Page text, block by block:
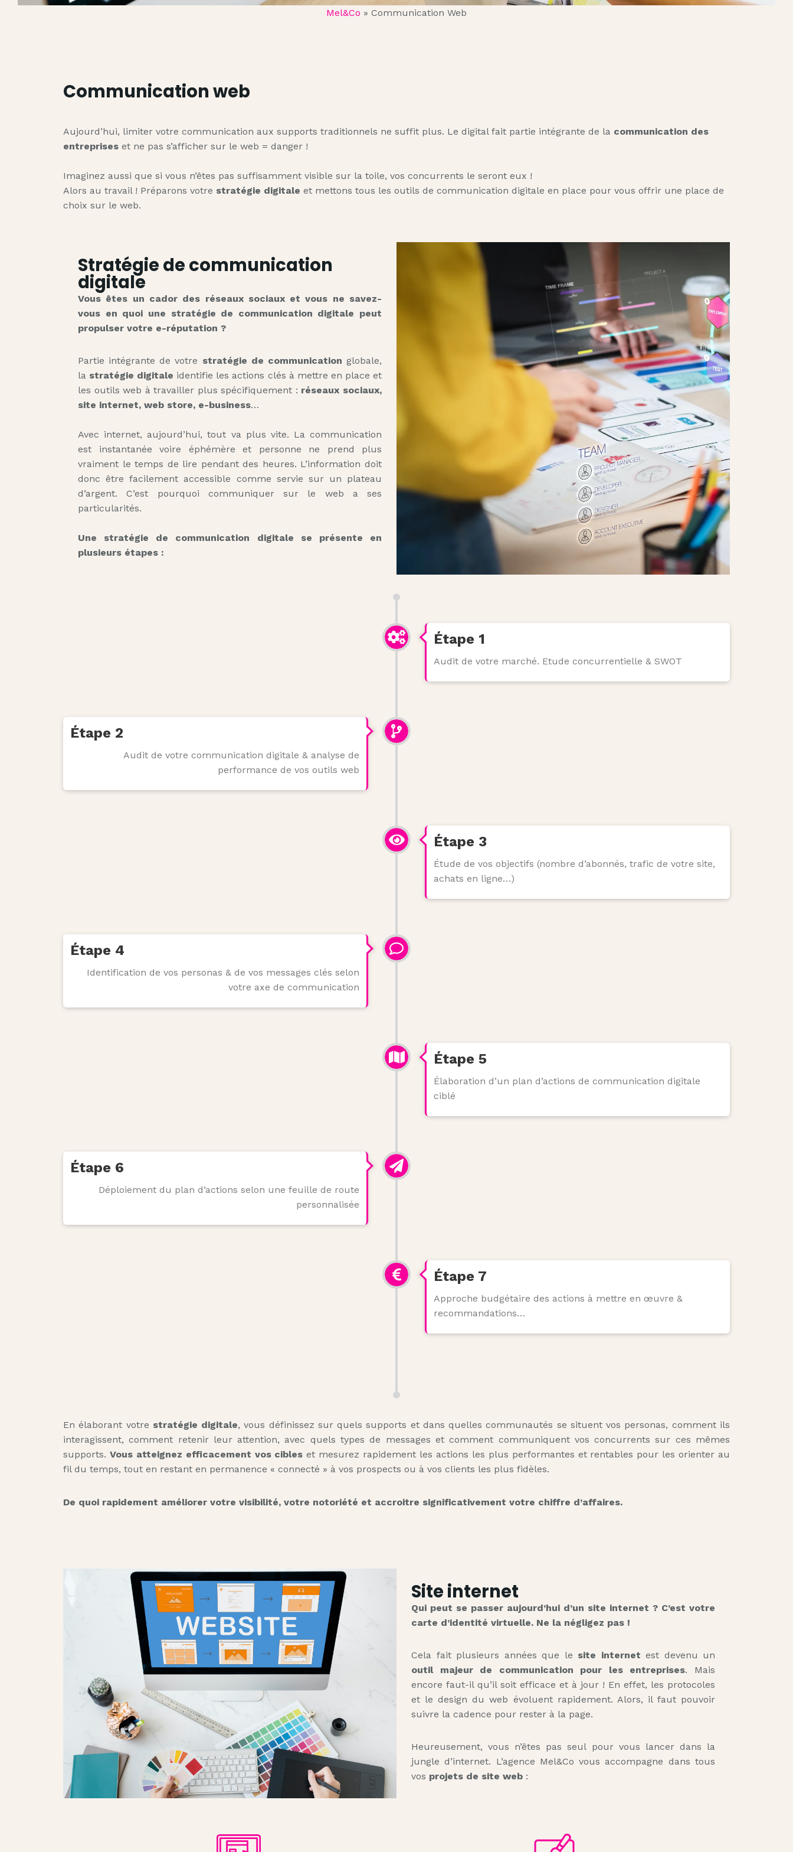
Mel&Co » Communication Web
Communication web
Aujourd’hui, limiter votre communication aux supports traditionnels ne suffit plus. Le digital fait partie intégrante de la communication des
entreprises et ne pas s’afficher sur le web = danger !
Imaginez aussi que si vous n’êtes pas suffisamment visible sur la toile, vos concurrents le seront eux !
Alors au travail ! Préparons votre stratégie digitale et mettons tous les outils de communication digitale en place pour vous offrir une place de
choix sur le web.
Stratégie de communication
digitale
Vous êtes un cador des réseaux sociaux et vous ne savez-
vous en quoi une stratégie de communication digitale peut
propulser votre e-réputation ?
Partie intégrante de votre stratégie de communication globale,
la stratégie digitale identifie les actions clés à mettre en place et
les outils web à travailler plus spécifiquement : réseaux sociaux,
site internet, web store, e-business…
Avec internet, aujourd’hui, tout va plus vite. La communication
est instantanée voire éphémère et personne ne prend plus
vraiment le temps de lire pendant des heures. L’information doit
donc être facilement accessible comme servie sur un plateau
d’argent. C’est pourquoi communiquer sur le web a ses
particularités.
Une stratégie de communication digitale se présente en
plusieurs étapes :
Étape 1
Audit de votre marché. Etude concurrentielle & SWOT
Étape 2
Audit de votre communication digitale & analyse de
performance de vos outils web
Étape 3
Étude de vos objectifs (nombre d’abonnés, trafic de votre site,
achats en ligne…)
Étape 4
Identification de vos personas & de vos messages clés selon
votre axe de communication
Étape 5
Élaboration d’un plan d’actions de communication digitale
ciblé
Étape 6
Déploiement du plan d’actions selon une feuille de route
personnalisée
Étape 7
Approche budgétaire des actions à mettre en œuvre &
recommandations…
En élaborant votre stratégie digitale, vous définissez sur quels supports et dans quelles communautés se situent vos personas, comment ils
interagissent, comment retenir leur attention, avec quels types de messages et comment communiquent vos concurrents sur ces mêmes
supports. Vous atteignez efficacement vos cibles et mesurez rapidement les actions les plus performantes et rentables pour les orienter au
fil du temps, tout en restant en permanence « connecté » à vos prospects ou à vos clients les plus fidèles.
De quoi rapidement améliorer votre visibilité, votre notoriété et accroitre significativement votre chiffre d’affaires.
Site internet
Qui peut se passer aujourd’hui d’un site internet ? C’est votre
carte d’identité virtuelle. Ne la négligez pas !
Cela fait plusieurs années que le site internet est devenu un
outil majeur de communication pour les entreprises. Mais
encore faut-il qu’il soit efficace et à jour ! En effet, les protocoles
et le design du web évoluent rapidement. Alors, il faut pouvoir
suivre la cadence pour rester à la page.
Heureusement, vous n’êtes pas seul pour vous lancer dans la
jungle d’internet. L’agence Mel&Co vous accompagne dans tous
vos projets de site web :